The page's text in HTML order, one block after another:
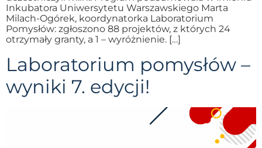
Inkubatora Uniwersytetu Warszawskiego Marta
Milach-Ogórek, koordynatorka Laboratorium
Pomysłów: zgłoszono 88 projektów, z których 24
otrzymały granty, a 1 – wyróżnienie. […]
Laboratorium pomysłów –
wyniki 7. edycji!